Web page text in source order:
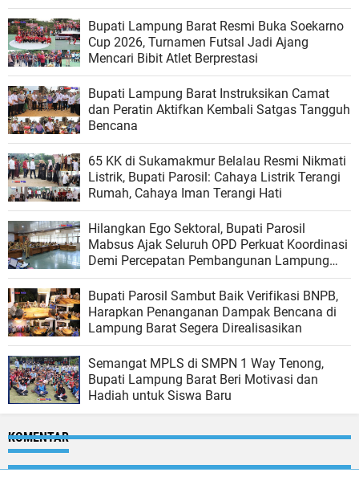
Bupati Lampung Barat Resmi Buka Soekarno
Cup 2026, Turnamen Futsal Jadi Ajang
Mencari Bibit Atlet Berprestasi
Bupati Lampung Barat Instruksikan Camat
dan Peratin Aktifkan Kembali Satgas Tangguh
Bencana
65 KK di Sukamakmur Belalau Resmi Nikmati
Listrik, Bupati Parosil: Cahaya Listrik Terangi
Rumah, Cahaya Iman Terangi Hati
Hilangkan Ego Sektoral, Bupati Parosil
Mabsus Ajak Seluruh OPD Perkuat Koordinasi
Demi Percepatan Pembangunan Lampung
Barat
Bupati Parosil Sambut Baik Verifikasi BNPB,
Harapkan Penanganan Dampak Bencana di
Lampung Barat Segera Direalisasikan
Semangat MPLS di SMPN 1 Way Tenong,
Bupati Lampung Barat Beri Motivasi dan
Hadiah untuk Siswa Baru
KOMENTAR